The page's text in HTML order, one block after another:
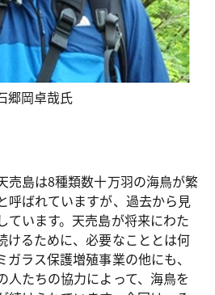
郷岡卓哉氏
売島は8種類数十万羽の海鳥が繁
呼ばれていますが、過去から見
ています。天売島が将来にわた
けるために、必要なこととは何
ラス保護増殖事業の他にも、
人たちの協力によって、海鳥を